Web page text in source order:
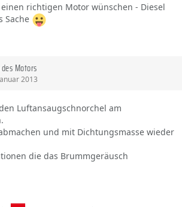
richtigen Motor wünschen - Diesel
Sache
Motors
2013
Luftansaugschnorchel am
und mit Dichtungsmasse wieder
die das Brummgeräusch